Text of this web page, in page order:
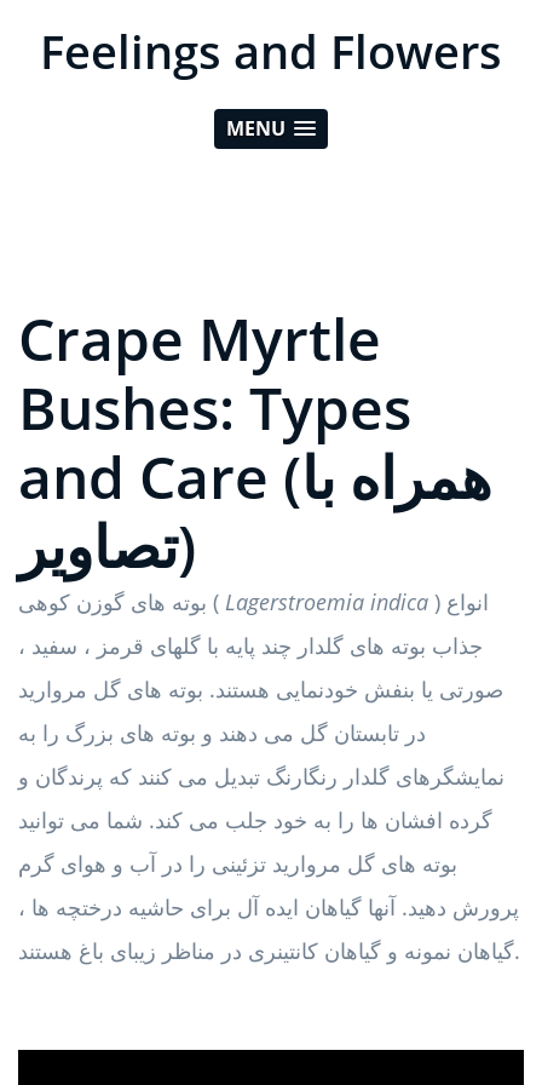
Feelings and Flowers
MENU
Crape Myrtle
Bushes: Types
and Care (همراه با
تصاویر)
بوته های گوزن کوهی ( Lagerstroemia indica ) انواع
جذاب بوته های گلدار چند پایه با گلهای قرمز ، سفید ،
صورتی یا بنفش خودنمایی هستند. بوته های گل مروارید
در تابستان گل می دهند و بوته های بزرگ را به
نمایشگرهای گلدار رنگارنگ تبدیل می كنند كه پرندگان و
گرده افشان ها را به خود جلب می كند. شما می توانید
بوته های گل مروارید تزئینی را در آب و هوای گرم
پرورش دهید. آنها گیاهان ایده آل برای حاشیه درختچه ها ،
گیاهان نمونه و گیاهان کانتینری در مناظر زیبای باغ هستند.